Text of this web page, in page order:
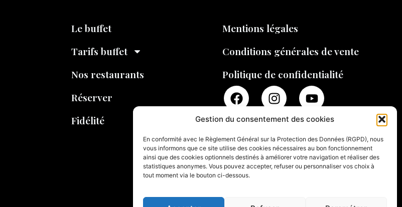
Gestion du consentement des cookies
En conformité avec le Règlement Général sur la Protection des Données (RGPD), nous
vous informons que ce site utilise des cookies nécessaires au bon fonctionnement
ainsi que des cookies optionnels destinés à améliorer votre navigation et réaliser des
statistiques anonymes. Vous pouvez accepter, refuser ou personnaliser vos choix à
tout moment via le bouton ci-dessous.
Le buffet
Tarifs buffet
Nos restaurants
Réserver
Fidélité
Mentions légales
Conditions générales de vente
Politique de confidentialité